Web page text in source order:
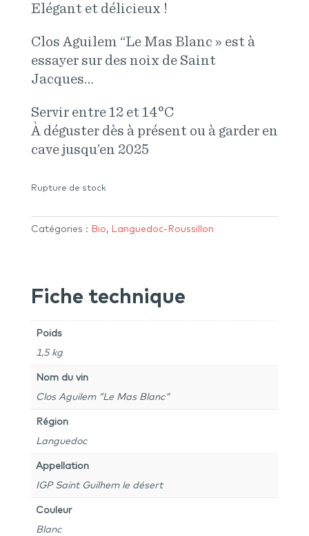
Elégant et délicieux !
Clos Aguilem “Le Mas Blanc » est à
essayer sur des noix de Saint
Jacques…
Servir entre 12 et 14°C
À déguster dès à présent ou à garder en
cave jusqu’en 2025
Rupture de stock
Catégories : Bio, Languedoc-Roussillon
Fiche technique
Poids
1,5 kg
Nom du vin
Clos Aguilem “Le Mas Blanc"
Région
Languedoc
Appellation
IGP Saint Guilhem le désert
Couleur
Blanc